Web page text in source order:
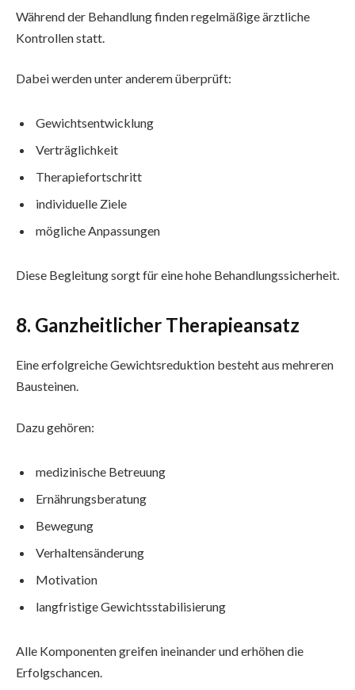
Während der Behandlung finden regelmäßige ärztliche
Kontrollen statt.
Dabei werden unter anderem überprüft:
Gewichtsentwicklung
Verträglichkeit
Therapiefortschritt
individuelle Ziele
mögliche Anpassungen
Diese Begleitung sorgt für eine hohe Behandlungssicherheit.
8. Ganzheitlicher Therapieansatz
Eine erfolgreiche Gewichtsreduktion besteht aus mehreren
Bausteinen.
Dazu gehören:
medizinische Betreuung
Ernährungsberatung
Bewegung
Verhaltensänderung
Motivation
langfristige Gewichtsstabilisierung
Alle Komponenten greifen ineinander und erhöhen die
Erfolgschancen.